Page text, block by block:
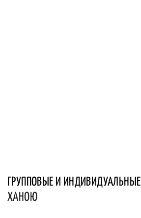
ГРУППОВЫЕ И ИНДИВИДУАЛЬНЫЕ
ХАНОЮ